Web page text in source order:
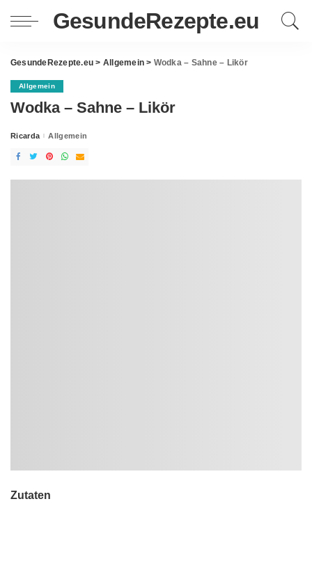
GesundeRezepte.eu
GesundeRezepte.eu > Allgemein > Wodka – Sahne – Likör
Allgemein
Wodka – Sahne – Likör
Posted
Ricarda Allgemein
Zutaten